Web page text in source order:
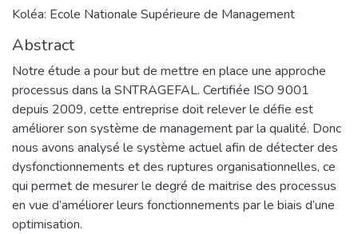
Koléa: Ecole Nationale Supérieure de Management
Abstract
Notre étude a pour but de mettre en place une approche
processus dans la SNTRAGEFAL. Certifiée ISO 9001
depuis 2009, cette entreprise doit relever le défie est
améliorer son système de management par la qualité. Donc
nous avons analysé le système actuel afin de détecter des
dysfonctionnements et des ruptures organisationnelles, ce
qui permet de mesurer le degré de maitrise des processus
en vue d’améliorer leurs fonctionnements par le biais d’une
optimisation.